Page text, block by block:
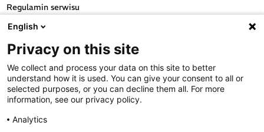
Regulamin serwisu
Regulamin konkursu
Farmacja Play
Regulamin konkursu Lakcid
Regulamin konkursu Acard
Regulamin konkursu Biotebal
Regulamin konkursu Asmenol
Kontakt
English
Privacy on this site
We collect and process your data on this site to better
understand how it is used. You can give your consent to all or
selected purposes, or you can decline them all. For more
information, see our privacy policy.
Analytics